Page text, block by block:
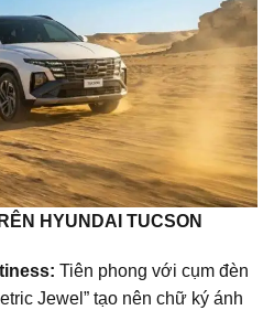
HYUNDAI TUCSON
Tiên phong với cụm đèn
Jewel” tạo nên chữ ký ánh